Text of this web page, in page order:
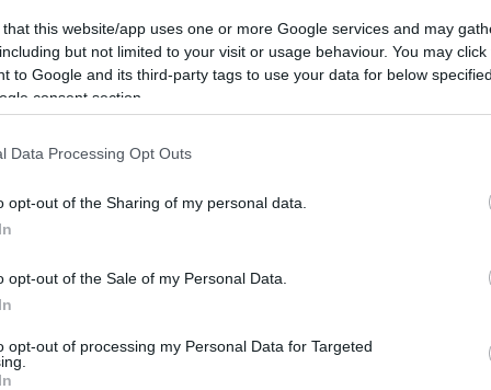
that this website/app uses one or more Google services and may
but not limited to your visit or usage behaviour. You may
to Google and its third-party tags to use your data for below
consent section.
Data Processing Opt Outs
opt-out of the Sharing of my personal data.
opt-out of the Sale of my Personal Data.
opt-out of processing my Personal Data for Targeted
Pļaviņš/Kristians Fokerots šoreiz
gan vīriešiem, gan sievietēm cīnījās par
pamatturnīrā sieviešu un vīriešu
beigsies svētdien.
16” sacensības, otrās – “Challenge”,
volejbols